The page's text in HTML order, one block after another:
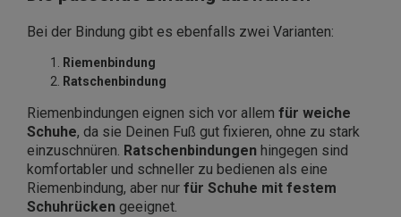
Bei der Bindung gibt es ebenfalls zwei Varianten:
Riemenbindung
Ratschenbindung
Riemenbindungen eignen sich vor allem für weiche
Schuhe, da sie Deinen Fuß gut fixieren, ohne zu stark
einzuschnüren. Ratschenbindungen hingegen sind
komfortabler und schneller zu bedienen als eine
Riemenbindung, aber nur für Schuhe mit festem
Schuhrücken geeignet.